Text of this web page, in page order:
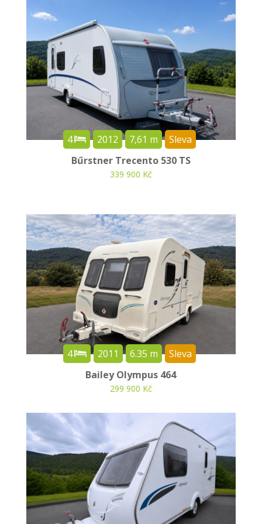
4 2012 7,61 m
Sleva
Bűrstner Trecento 530 TS
339 900 Kč
4 2011 6.35 m
Sleva
Bailey Olympus 464
299 900 Kč